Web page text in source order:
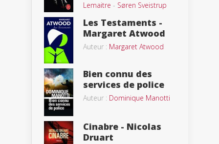
Lemaitre - Søren Sveistrup
Les Testaments -
Margaret Atwood
Auteur : Margaret Atwood
Bien connu des
services de police
Auteur : Dominique Manotti
Cinabre - Nicolas
Druart